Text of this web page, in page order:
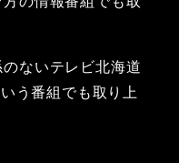
ないテレビ北海道
う番組でも取り上